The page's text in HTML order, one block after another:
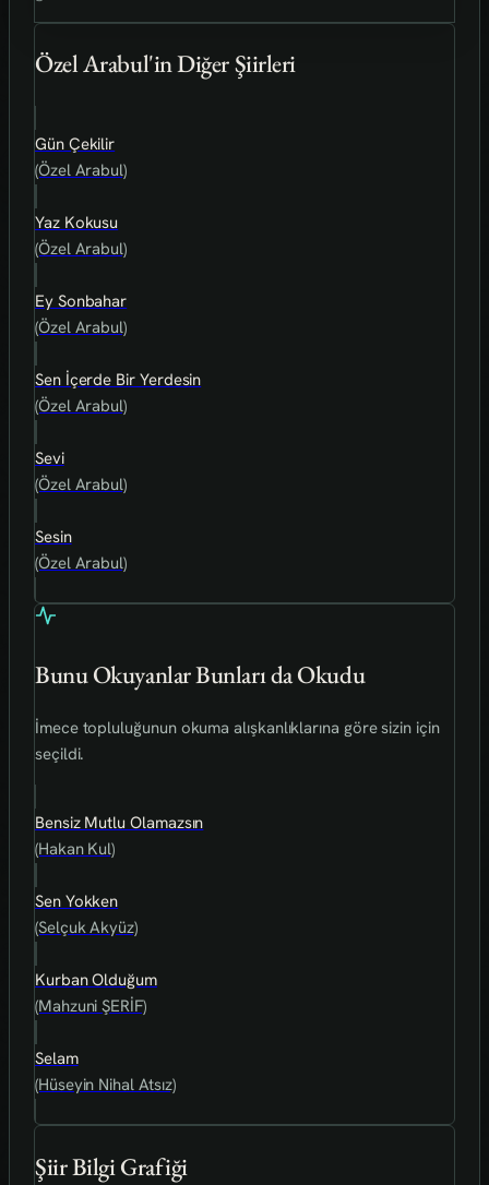
Özel Arabul'in Diğer Şiirleri
Gün Çekilir
(Özel Arabul)
Yaz Kokusu
(Özel Arabul)
Ey Sonbahar
(Özel Arabul)
Sen İçerde Bir Yerdesin
(Özel Arabul)
Sevi
(Özel Arabul)
Sesin
(Özel Arabul)
Bunu Okuyanlar Bunları da Okudu
İmece topluluğunun okuma alışkanlıklarına göre sizin için
seçildi.
Bensiz Mutlu Olamazsın
(Hakan Kul)
Sen Yokken
(Selçuk Akyüz)
Kurban Olduğum
(Mahzuni ŞERİF)
Selam
(Hüseyin Nihal Atsız)
Şiir Bilgi Grafiği